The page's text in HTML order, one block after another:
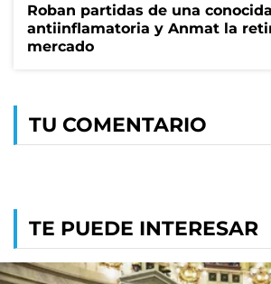
Roban partidas de una
antiinflamatoria y Anmat la
mercado
TU COMENTARIO
TE PUEDE INTERESAR